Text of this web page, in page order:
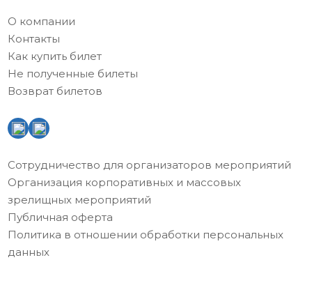
О компании
Контакты
Как купить билет
Не полученные билеты
Возврат билетов
Сотрудничество для организаторов мероприятий
Организация корпоративных и массовых
зрелищных мероприятий
Публичная оферта
Политика в отношении обработки персональных
данных